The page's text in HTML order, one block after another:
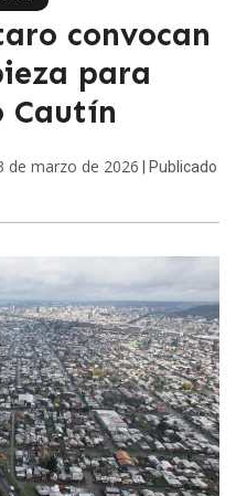
convocan
para
Cautín
de marzo de 2026 | Publicado